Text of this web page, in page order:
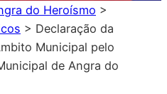
do Heroísmo >
> Declaração da
Municipal pelo
de Angra do